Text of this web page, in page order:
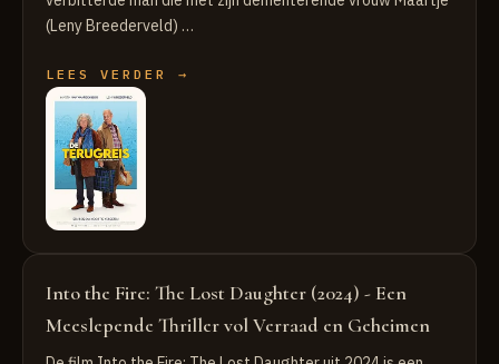
(Leny Breederveld) …
LEES VERDER →
Into the Fire: The Lost Daughter (2024) - Een
Meeslepende Thriller vol Verraad en Geheimen